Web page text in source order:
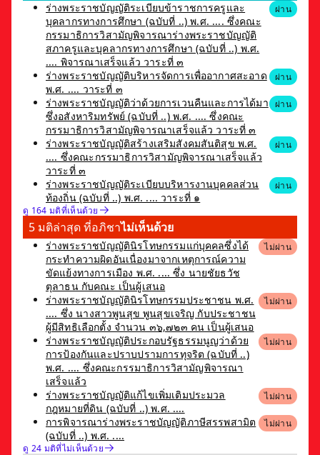
ร่างพระราชบัญญัติระเบียบข้าราชการครูและ
บุคลากรทางการศึกษา (ฉบับที่ ..) พ.ศ. .... ซึ่งคณะ
กรรมาธิการวิสามัญพิจารณาร่างพระราชบัญญัติ
สภาครูและบุคลากรทางการศึกษา (ฉบับที่ ..) พ.ศ.
.... พิจารณาเสร็จแล้ว วาระที่ ๓
ผ่าน
ร่างพระราชบัญญัติบริหารจัดการเพื่ออากาศสะอาด
พ.ศ. .... วาระที่ ๓
ผ่าน
ร่างพระราชบัญญัติว่าด้วยการเวนคืนและการได้มา
ซึ่งอสังหาริมทรัพย์ (ฉบับที่ ..) พ.ศ. .... ซึ่งคณะ
กรรมาธิการวิสามัญพิจารณาเสร็จแล้ว วาระที่ ๓
ผ่าน
ร่างพระราชบัญญัติสร้างเสริมสังคมสันติสุข พ.ศ.
.... ซึ่งคณะกรรมาธิการวิสามัญพิจารณาเสร็จแล้ว
วาระที่ ๓
ผ่าน
ร่างพระราชบัญญัติระเบียบบริหารงานบุคคลส่วน
ท้องถิ่น (ฉบับที่ ..) พ.ศ. .... วาระที่ ๑
ผ่าน
ดู 164 มติที่เห็นด้วย
5 มติล่าสุด ที่อภิชาไม่เห็นด้วย
ร่างพระราชบัญญัตินิรโทษกรรมแก่บุคคลซึ่งได้
กระทำความผิดอันเนื่องมาจากเหตุการณ์ความ
ขัดแย้งทางการเมือง พ.ศ. .... ซึ่ง นายชัยธวัช
ตุลาธน กับคณะ เป็นผู้เสนอ
ไม่ผ่าน
ร่างพระราชบัญญัตินิรโทษกรรมประชาชน พ.ศ.
.... ซึ่ง นางสาวพูนสุข พูนสุขเจริญ กับประชาชน
ผู้มีสิทธิเลือกตั้ง จำนวน ๓๖,๗๒๓ คน เป็นผู้เสนอ
ไม่ผ่าน
ร่างพระราชบัญญัติประกอบรัฐธรรมนูญว่าด้วย
การป้องกันและปราบปรามการทุจริต (ฉบับที่ ..)
พ.ศ. .... ซึ่งคณะกรรมาธิการวิสามัญพิจารณา
เสร็จแล้ว
ไม่ผ่าน
ร่างพระราชบัญญัติแก้ไขเพิ่มเติมประมวล
กฎหมายที่ดิน (ฉบับที่ ..) พ.ศ. ....
ไม่ผ่าน
การพิจารณาร่างพระราชบัญญัติภาษีสรรพสามิต
(ฉบับที่ ..) พ.ศ. ....
ไม่ผ่าน
ดู 24 มติที่ไม่เห็นด้วย